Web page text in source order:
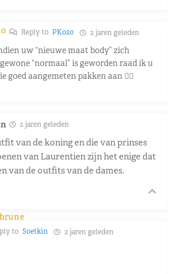
Reply to PK020 2 jaren geleden
uw “nieuwe maat body” zich
“normaal” is geworden raad ik u
goed aangemeten pakken aan 👍🏼
2 jaren geleden
van de koning en die van prinses
van Laurentien zijn het enige dat
van de outfits van de dames.
to Soetkin 2 jaren geleden